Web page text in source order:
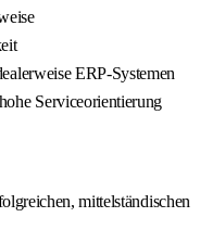
ERP-Systemen
Serviceorientierung
mittelständischen